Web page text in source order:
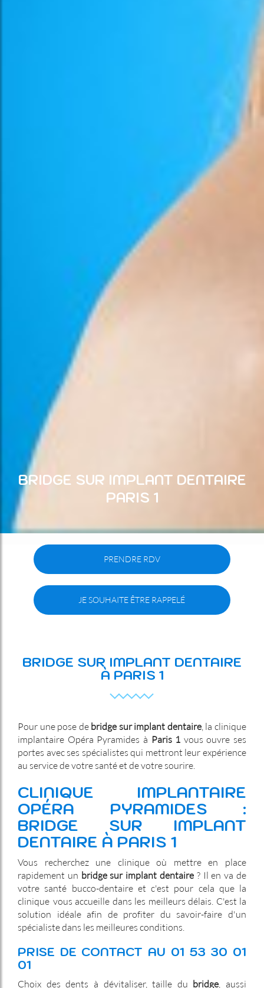
BRIDGE SUR IMPLANT DENTAIRE
PARIS 1
PRENDRE RDV
JE SOUHAITE ÊTRE RAPPELÉ
BRIDGE SUR IMPLANT DENTAIRE
À PARIS 1
Pour une pose de bridge sur implant dentaire, la clinique
implantaire Opéra Pyramides à Paris 1 vous ouvre ses
portes avec ses spécialistes qui mettront leur expérience
au service de votre santé et de votre sourire.
CLINIQUE IMPLANTAIRE
OPÉRA PYRAMIDES :
BRIDGE SUR IMPLANT
DENTAIRE À PARIS 1
Vous recherchez une clinique où mettre en place
rapidement un bridge sur implant dentaire ? Il en va de
votre santé bucco-dentaire et c'est pour cela que la
clinique vous accueille dans les meilleurs délais. C'est la
solution idéale afin de profiter du savoir-faire d'un
spécialiste dans les meilleures conditions.
PRISE DE CONTACT AU 01 53 30 01
01
Choix des dents à dévitaliser, taille du bridge , aussi